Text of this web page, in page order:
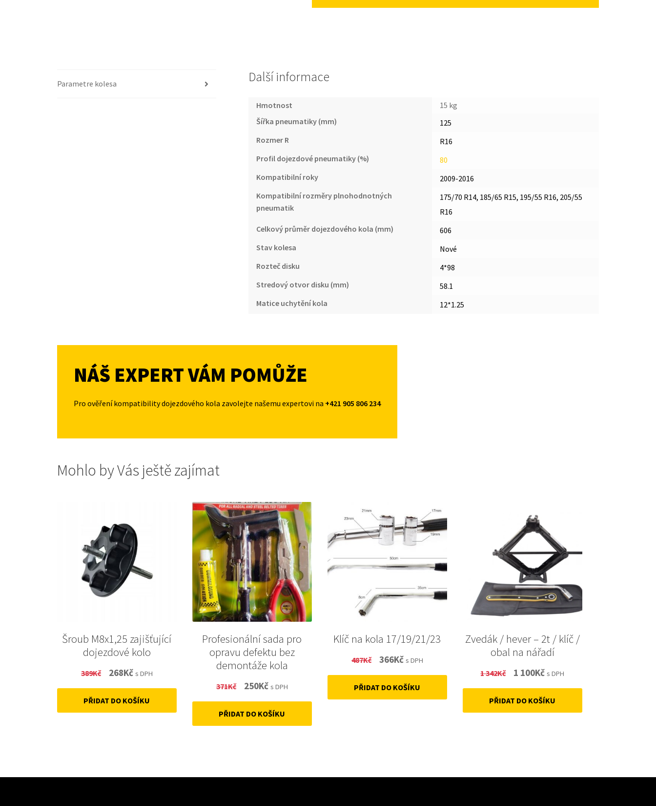
MNOŽSTVÍ
Parametre kolesa Další informace
Hmotnost
15 kg
Šířka pneumatiky (mm)
125
Rozmer R
R16
Profil dojezdové pneumatiky (%)
80
Kompatibilní roky
2009-2016
Kompatibilní rozměry plnohodnotných
pneumatik
175/70 R14, 185/65 R15, 195/55 R16, 205/55
R16
Celkový průměr dojezdového kola (mm)
606
Stav kolesa
Nové
Rozteč disku
4*98
Stredový otvor disku (mm)
58.1
Matice uchytění kola
12*1.25
NÁŠ EXPERT VÁM POMŮŽE
Pro ověření kompatibility dojezdového kola zavolejte našemu expertovi na +421 905 806 234
Mohlo by Vás ještě zajímat
Šroub M8x1,25 zajišťující
dojezdové kolo
389Kč
Original
price
was:
268KčCurrent
price
is:
s DPH
PŘIDAT DO KOŠÍKU
Profesionální sada pro
opravu defektu bez
demontáže kola
371Kč
Original
price
was:
250KčCurrent
price
is:
s DPH
PŘIDAT DO KOŠÍKU
Klíč na kola 17/19/21/23
487Kč
Original
price
was:
366KčCurrent
price
is:
s DPH
PŘIDAT DO KOŠÍKU
Zvedák / hever – 2t / klíč /
obal na nářadí
1 342Kč
Original
price
was:
1 100KčCurrent
price
is:
s DPH
PŘIDAT DO KOŠÍKU